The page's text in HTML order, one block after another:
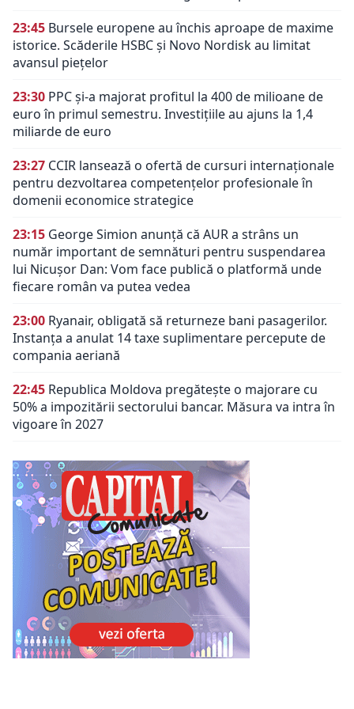
23:45 Bursele europene au închis aproape de maxime
istorice. Scăderile HSBC și Novo Nordisk au limitat
avansul piețelor
23:30 PPC și-a majorat profitul la 400 de milioane de
euro în primul semestru. Investițiile au ajuns la 1,4
miliarde de euro
23:27 CCIR lansează o ofertă de cursuri internaționale
pentru dezvoltarea competențelor profesionale în
domenii economice strategice
23:15 George Simion anunță că AUR a strâns un
număr important de semnături pentru suspendarea
lui Nicușor Dan: Vom face publică o platformă unde
fiecare român va putea vedea
23:00 Ryanair, obligată să returneze bani pasagerilor.
Instanța a anulat 14 taxe suplimentare percepute de
compania aeriană
22:45 Republica Moldova pregătește o majorare cu
50% a impozitării sectorului bancar. Măsura va intra în
vigoare în 2027